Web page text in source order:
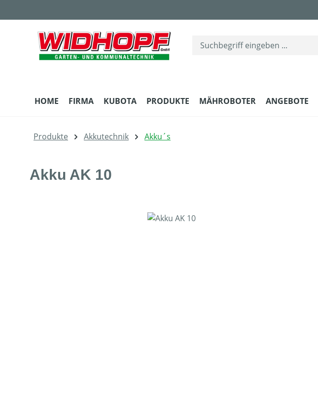
HOME FIRMA KUBOTA PRODUKTE MÄHROBOTER ANGEBOTE
Produkte Akkutechnik Akku´s
Akku AK 10